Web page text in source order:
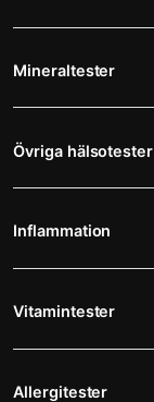
Mineraltester
Övriga hälsotester
Inflammation
Vitamintester
Allergitester